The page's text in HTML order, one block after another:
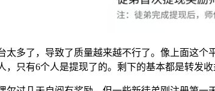
太多了，导致了质量越来越不行了。像上面这
只有6个人是提现了的。剩下的基本都是转发